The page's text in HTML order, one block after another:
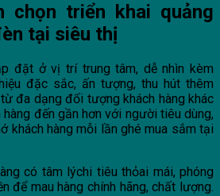
chọn triển khai quảng
tại siêu thị
đặt ở vị trí trung tâm, dễ nhìn kèm
đặc sắc, ấn tượng, thu hút thêm
đa dạng đối tượng khách hàng khác
hàng đến gần hơn với người tiêu dùng,
khách hàng mỗi lần ghé mua sắm tại
có tâm lýchi tiêu thỏai mái, phóng
để mau hàng chính hãng, chất lượng.